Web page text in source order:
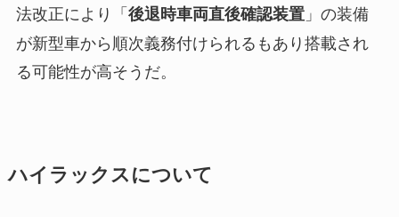
法改正により「後退時車両直後確認装置」の装備
が新型車から順次義務付けられるもあり搭載され
る可能性が高そうだ。
ハイラックスについて